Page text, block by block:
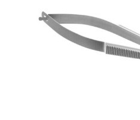
МАГАЗИН
Пигменти
Материали за